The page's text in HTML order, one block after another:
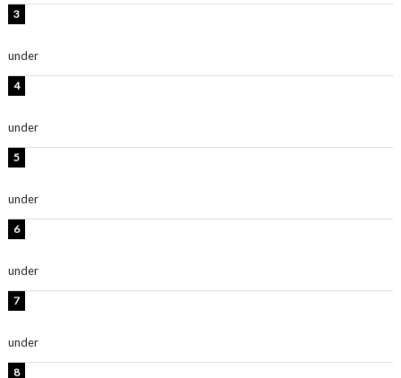
under
under
under
under
under